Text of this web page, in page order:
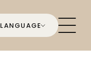
LANGUAGE